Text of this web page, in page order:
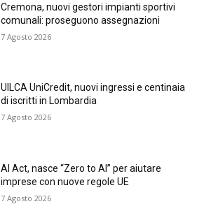
Cremona, nuovi gestori impianti sportivi
comunali: proseguono assegnazioni
7 Agosto 2026
UILCA UniCredit, nuovi ingressi e centinaia
di iscritti in Lombardia
7 Agosto 2026
AI Act, nasce “Zero to AI” per aiutare
imprese con nuove regole UE
7 Agosto 2026